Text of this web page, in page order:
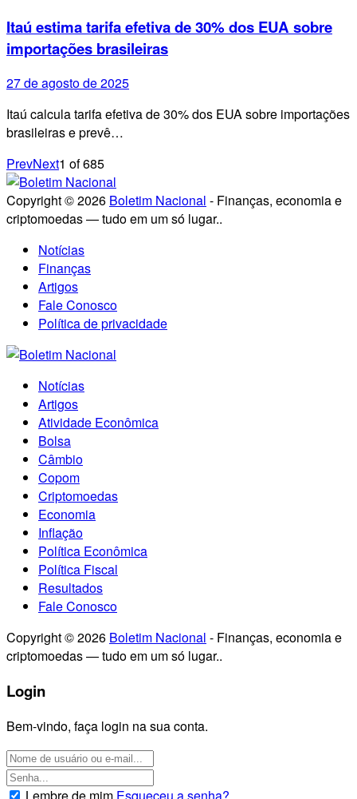
Itaú estima tarifa efetiva de 30% dos EUA sobre
importações brasileiras
27 de agosto de 2025
Itaú calcula tarifa efetiva de 30% dos EUA sobre importações
brasileiras e prevê…
PrevNext1 of685
Copyright © 2026 Boletim Nacional - Finanças, economia e
criptomoedas — tudo em um só lugar..
Notícias
Finanças
Artigos
Fale Conosco
Política de privacidade
Notícias
Artigos
Atividade Econômica
Bolsa
Câmbio
Copom
Criptomoedas
Economia
Inflação
Política Econômica
Política Fiscal
Resultados
Fale Conosco
Copyright © 2026 Boletim Nacional - Finanças, economia e
criptomoedas — tudo em um só lugar..
Login
Bem-vindo, faça login na sua conta.
Lembre de mim Esqueceu a senha?